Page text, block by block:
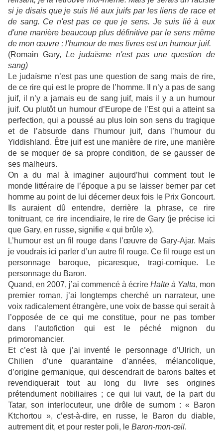
si je disais que je suis lié aux juifs par les liens de race et
de sang. Ce n'est pas ce que je sens. Je suis lié à eux
d'une manière beaucoup plus définitive par le sens même
de mon œuvre ; l'humour de mes livres est un humour juif.
(Romain Gary, Le judaïsme n'est pas une question de
sang)
Le judaïsme n’est pas une question de sang mais de rire,
de ce rire qui est le propre de l’homme. Il n’y a pas de sang
juif, il n’y a jamais eu de sang juif, mais il y a un humour
juif. Ou plutôt un humour d’Europe de l’Est qui a atteint sa
perfection, qui a poussé au plus loin son sens du tragique
et de l’absurde dans l’humour juif, dans l’humour du
Yiddishland. Être juif est une manière de rire, une manière
de se moquer de sa propre condition, de se gausser de
ses malheurs.
On a du mal à imaginer aujourd’hui comment tout le
monde littéraire de l’époque a pu se laisser berner par cet
homme au point de lui décerner deux fois le Prix Goncourt.
Ils auraient dû entendre, derrière la phrase, ce rire
tonitruant, ce rire incendiaire, le rire de Gary (je précise ici
que Gary, en russe, signifie « qui brûle »).
L’humour est un fil rouge dans l’œuvre de Gary-Ajar. Mais
je voudrais ici parler d’un autre fil rouge. Ce fil rouge est un
personnage baroque, picaresque, tragi-comique. Le
personnage du Baron.
Quand, en 2007, j’ai commencé à écrire Halte à Yalta, mon
premier roman, j’ai longtemps cherché un narrateur, une
voix radicalement étrangère, une voix de basse qui serait à
l’opposée de ce qui me constitue, pour ne pas tomber
dans l’autofiction qui est le péché mignon du
primoromancier.
Et c’est là que j’ai inventé le personnage d’Ulrich, un
Chilien d’une quarantaine d’années, mélancolique,
d’origine germanique, qui descendrait de barons baltes et
revendiquerait tout au long du livre ses origines
prétendument nobiliaires ; ce qui lui vaut, de la part du
Tatar, son interlocuteur, une drôle de surnom : « Baron
Ktchortou », c’est-à-dire, en russe, le Baron du diable,
autrement dit, et pour rester poli, le Baron-mon-œil.